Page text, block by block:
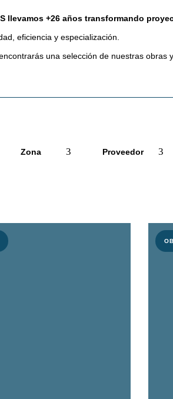
llevamos +26 años transformando
eficiencia y especialización.
una selección de nuestras obras
Zona Proveedor